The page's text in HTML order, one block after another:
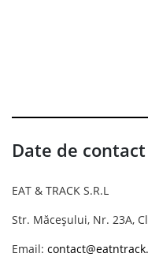
Date de contact
EAT & TRACK S.R.L
Str. Măceșului, Nr. 23A,
Email: